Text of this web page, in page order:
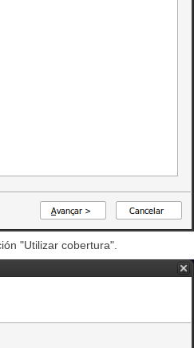
"Utilizar cobertura".